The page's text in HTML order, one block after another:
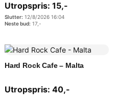
Utropspris: 15,-
12/8/2026 16:04
17 ,-
Hard Rock Cafe – Malta
Utropspris: 40,-